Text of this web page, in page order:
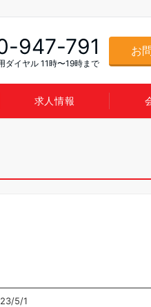
947-791
ダイヤル 11時〜19時まで
お
求人情報
5/1